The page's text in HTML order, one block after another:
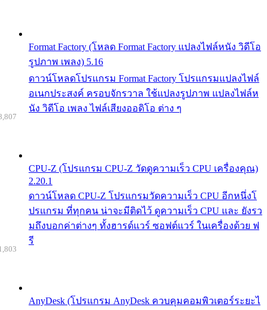
Format Factory (โหลด Format Factory แปลงไฟล์หนัง วิดีโอ
รูปภาพ เพลง) 5.16
ดาวน์โหลดโปรแกรม Format Factory โปรแกรมแปลงไฟล์
อเนกประสงค์ ครอบจักรวาล ใช้แปลงรูปภาพ แปลงไฟล์ห
นัง วิดีโอ เพลง ไฟล์เสียงออดิโอ ต่าง ๆ
CPU-Z (โปรแกรม CPU-Z วัดดูความเร็ว CPU เครื่องคุณ)
2.20.1
ดาวน์โหลด CPU-Z โปรแกรมวัดความเร็ว CPU อีกหนึ่งโ
ปรแกรม ที่ทุกคน น่าจะมีติดไว้ ดูความเร็ว CPU และ ยังรว
มถึงบอกค่าต่างๆ ทั้งฮารด์แวร์ ซอฟต์แวร์ ในเครื่องด้วย ฟ
รี
AnyDesk (โปรแกรม AnyDesk ควบคุมคอมพิวเตอร์ระยะไ